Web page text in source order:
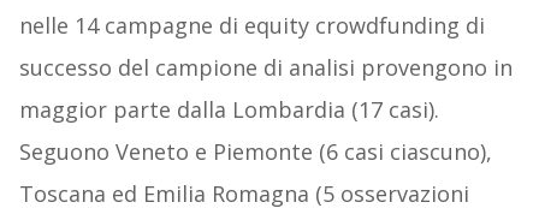
nelle 14 campagne di equity crowdfunding di
successo del campione di analisi provengono in
maggior parte dalla Lombardia (17 casi).
Seguono Veneto e Piemonte (6 casi ciascuno),
Toscana ed Emilia Romagna (5 osservazioni